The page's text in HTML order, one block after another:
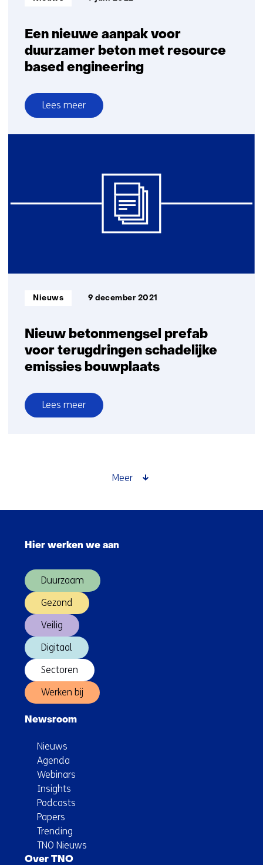
Een nieuwe aanpak voor
duurzamer beton met resource
based engineering
Lees meer
over
Een
beton
Nieuw betonmengsel prefab
voor terugdringen schadelijke
emissies bouwplaats
Informatietype:
Nieuws 9 december 2021
Lees meer
over
Meer
Hier werken we aan
Duurzaam
Gezond
Veilig
Digitaal
Sectoren
Werken bij
Newsroom
Nieuws
Agenda
Webinars
Insights
Podcasts
Papers
Trending
TNO Nieuws
Over TNO